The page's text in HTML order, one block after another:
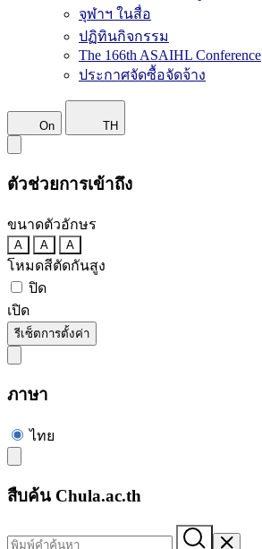
จุฬาฯ ในสื่อ
ปฏิทินกิจกรรม
The 166th ASAIHL Conference
ประกาศจัดซื้อจัดจ้าง
On TH
ตัวช่วยการเข้าถึง
ขนาดตัวอักษร
A A A
โหมดสีตัดกันสูง
ปิด
เปิด
รีเซ็ตการตั้งค่า
ภาษา
ไทย
สืบค้น Chula.ac.th